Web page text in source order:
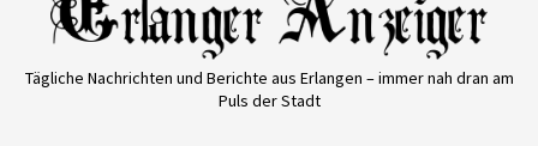
Tägliche Nachrichten und Berichte aus Erlangen – immer nah dran am
Puls der Stadt